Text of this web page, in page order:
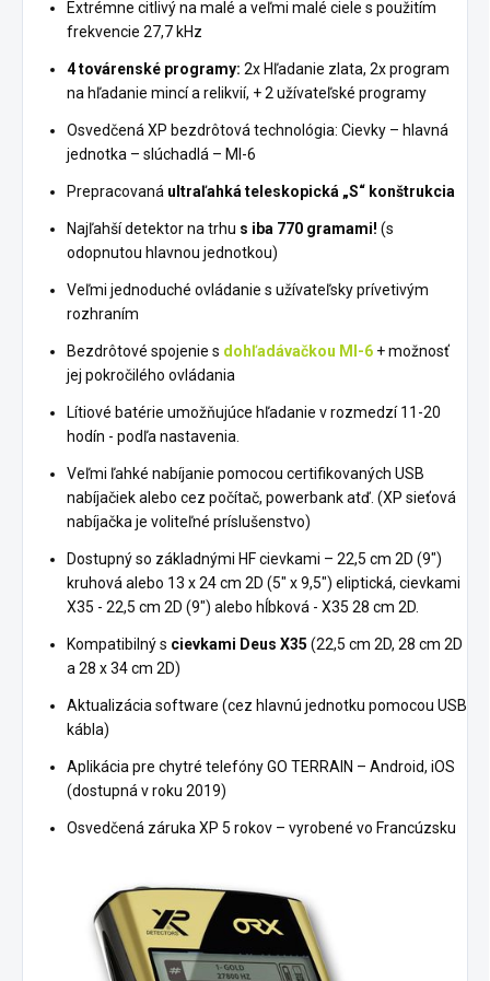
Extrémne citlivý na malé a veľmi malé ciele s použitím
frekvencie 27,7 kHz
4 továrenské programy: 2x Hľadanie zlata, 2x program
na hľadanie mincí a relikvií, + 2 užívateľské programy
Osvedčená XP bezdrôtová technológia: Cievky – hlavná
jednotka – slúchadlá – MI-6
Prepracovaná ultraľahká teleskopická „S“ konštrukcia
Najľahší detektor na trhu s iba 770 gramami! (s
odopnutou hlavnou jednotkou)
Veľmi jednoduché ovládanie s užívateľsky prívetivým
rozhraním
Bezdrôtové spojenie s dohľadávačkou MI-6 + možnosť
jej pokročilého ovládania
Lítiové batérie umožňujúce hľadanie v rozmedzí 11-20
hodín - podľa nastavenia.
Veľmi ľahké nabíjanie pomocou certifikovaných USB
nabíjačiek alebo cez počítač, powerbank atď. (XP sieťová
nabíjačka je voliteľné príslušenstvo)
Dostupný so základnými HF cievkami – 22,5 cm 2D (9")
kruhová alebo 13 x 24 cm 2D (5" x 9,5") eliptická, cievkami
X35 - 22,5 cm 2D (9") alebo hĺbková - X35 28 cm 2D.
Kompatibilný s cievkami Deus X35 (22,5 cm 2D, 28 cm 2D
a 28 x 34 cm 2D)
Aktualizácia software (cez hlavnú jednotku pomocou USB
kábla)
Aplikácia pre chytré telefóny GO TERRAIN – Android, iOS
(dostupná v roku 2019)
Osvedčená záruka XP 5 rokov – vyrobené vo Francúzsku